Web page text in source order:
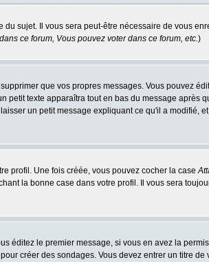
sujet. Il vous sera peut-être nécessaire de vous
ce forum, Vous pouvez voter dans ce forum, etc.)
que vos propres messages. Vous pouvez
texte apparaîtra tout en bas du message
un petit message expliquant ce qu'il a modifié,
profil. Une fois créée, vous pouvez cocher la case
la bonne case dans votre profil. Il vous sera
éditez le premier message, si vous en avez la
créer des sondages. Vous devez entrer un titre